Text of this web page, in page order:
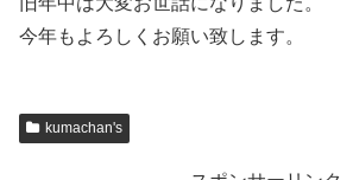
今年もよろしくお願い致します。
kumachan's